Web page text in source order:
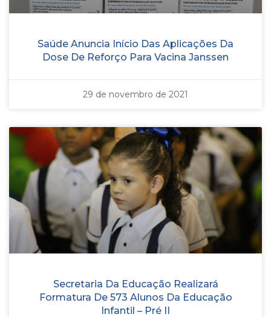
Saúde Anuncia Início Das Aplicações Da
Dose De Reforço Para Vacina Janssen
29 de novembro de 2021
Secretaria Da Educação Realizará
Formatura De 573 Alunos Da Educação
Infantil – Pré II